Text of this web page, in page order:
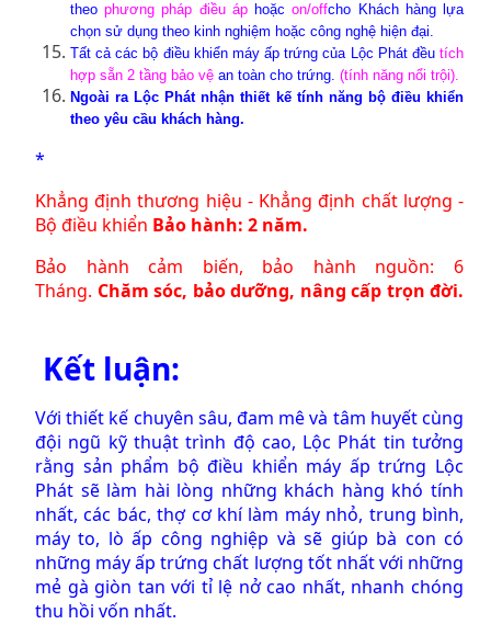
theophương pháp điều áphoặcon/offcho Khách hàng lựa
chọn sử dụng theo kinh nghiệm hoặc công nghệ hiện đại.
Tất cả các bộ điều khiển máy ấp trứng của Lộc Phát đều tích
hợp sẵn 2 tầng bảo vệ an toàn cho trứng. (tính năng nổi trội).
Ngoài ra Lộc Phát nhận thiết kế tính năng bộ điều khiển
theo yêu cầu khách hàng.
*
Khẳng định thương hiệu - Khẳng định chất lượng -
Bộ điều khiển Bảo hành: 2 năm.
Bảo hành cảm biến, bảo hành nguồn: 6
Tháng. Chăm sóc, bảo dưỡng, nâng cấp trọn đời.
Kết luận:
Với thiết kế chuyên sâu, đam mê và tâm huyết cùng
đội ngũ kỹ thuật trình độ cao, Lộc Phát tin tưởng
rằng sản phẩm bộ điều khiển máy ấp trứng Lộc
Phát sẽ làm hài lòng những khách hàng khó tính
nhất, các bác, thợ cơ khí làm máy nhỏ, trung bình,
máy to, lò ấp công nghiệp và sẽ giúp bà con có
những máy ấp trứng chất lượng tốt nhất với những
mẻ gà giòn tan với tỉ lệ nở cao nhất, nhanh chóng
thu hồi vốn nhất.